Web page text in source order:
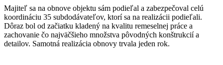
Majiteľ sa na obnove objektu sám podieľal a zabezpečoval celú
koordináciu 35 subdodávateľov, ktorí sa na realizácii podieľali.
Dôraz bol od začiatku kladený na kvalitu remeselnej práce a
zachovanie čo najväčšieho množstva pôvodných konštrukcií a
detailov. Samotná realizácia obnovy trvala jeden rok.